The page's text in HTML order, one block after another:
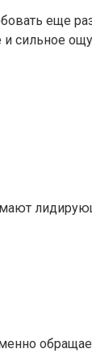
еще
сильное